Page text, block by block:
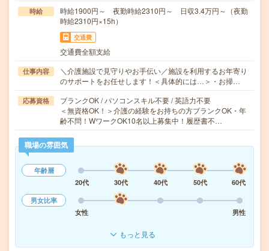
時給
時給1900円～ 夜勤時給2310円～ 日収3.4万円～（夜勤
時給2310円×15h）
交通費
交通費全額支給
仕事内容
＼介護施設で見守りやお手伝い／施設を利用するお年寄り
のサポートをお任せします！＜具体的には…＞・お掃…
応募資格
ブランクOK / パソコンスキル不要 / 英語力不要
＜無資格OK！＞介護の経験をお持ちの方ブランクOK・年
齢不問！WワークOK10名以上募集中！履歴書不…
職場の雰囲気
年齢層
20代
30代 40代 50代
60代
男女比率
女性
男性
もっと見る